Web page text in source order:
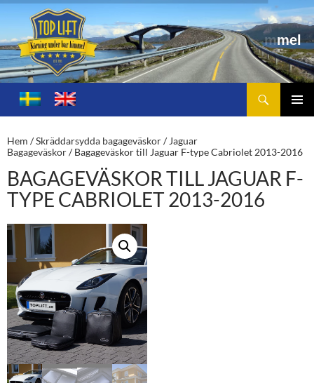
Toplift.se – för körning under bar himmel
HOPPA
TILL
Hem /Skräddarsydda bagageväskor/ Jaguar
Bagageväskor/ Bagageväskor till Jaguar F-type Cabriolet 2013-2016
BAGAGEVÄSKOR TILL JAGUAR F-
TYPE CABRIOLET 2013-2016